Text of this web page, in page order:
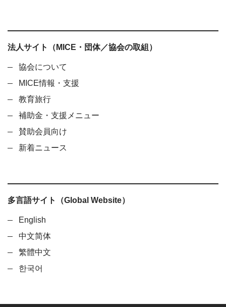
法人サイト（MICE・団体／協会の取組）
協会について
MICE情報・支援
教育旅行
補助金・支援メニュー
賛助会員向け
新着ニュース
多言語サイト（Global Website）
English
中文简体
繁體中文
한국어